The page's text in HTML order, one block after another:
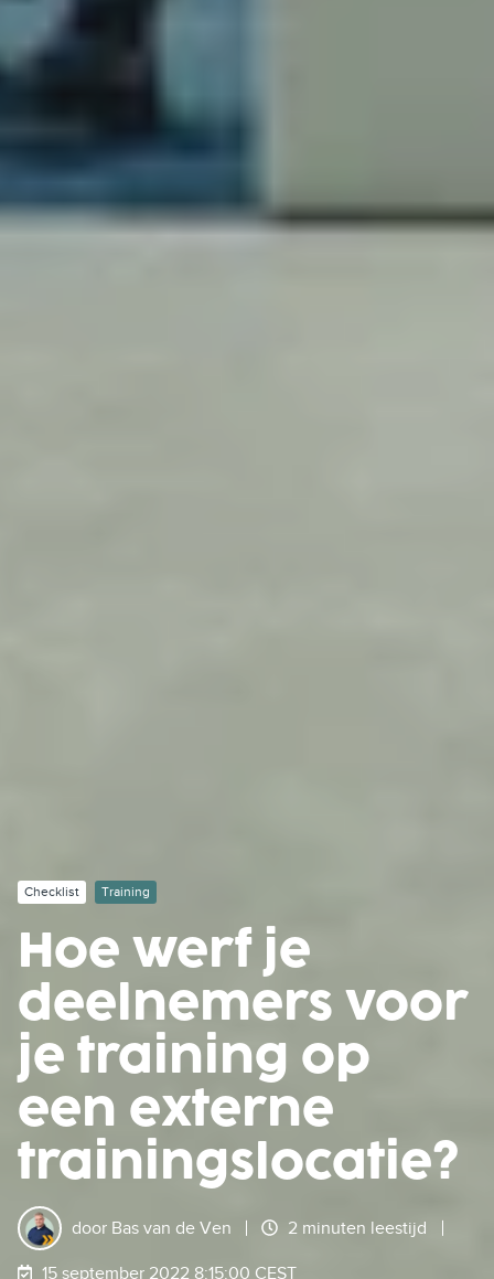
Checklist Training
Hoe werf je
deelnemers voor
je training op
een externe
trainingslocatie?
door Bas van de Ven 2 minuten leestijd
15 september 2022 8:15:00 CEST